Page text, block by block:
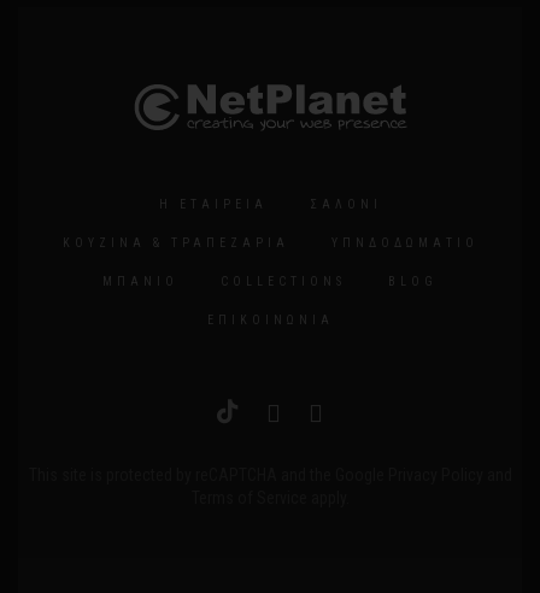
Η ΕΤΑΙΡΕΊΑ ΣΑΛΌΝΙ
ΚΟΥΖΊΝΑ & ΤΡΑΠΕΖΑΡΊΑ ΥΠΝΔΟΔΩΜΆΤΙΟ
ΜΠΆΝΙΟ COLLECTIONS BLOG
ΕΠΙΚΟΙΝΩΝΊΑ